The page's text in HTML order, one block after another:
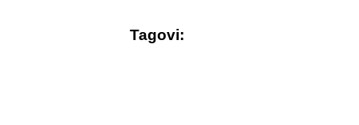
Tagovi: